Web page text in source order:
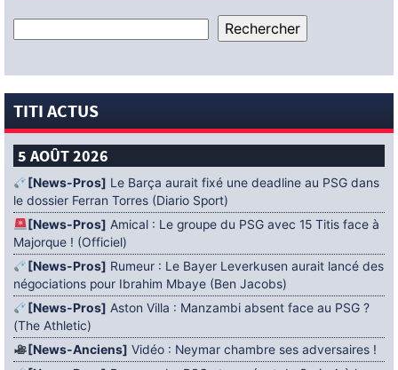
TITI ACTUS
5 AOÛT 2026
[News-Pros] Le Barça aurait fixé une deadline au PSG dans
le dossier Ferran Torres (Diario Sport)
[News-Pros] Amical : Le groupe du PSG avec 15 Titis face à
Majorque ! (Officiel)
[News-Pros] Rumeur : Le Bayer Leverkusen aurait lancé des
négociations pour Ibrahim Mbaye (Ben Jacobs)
[News-Pros] Aston Villa : Manzambi absent face au PSG ?
(The Athletic)
[News-Anciens] Vidéo : Neymar chambre ses adversaires !